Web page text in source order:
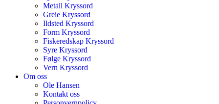
Metall Kryssord
Greie Kryssord
Ildsted Kryssord
Form Kryssord
Fiskeredskap Kryssord
Syre Kryssord
Følge Kryssord
Vern Kryssord
Om oss
Ole Hansen
Kontakt oss